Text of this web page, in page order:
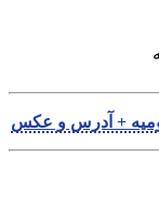
+ آدرس و عکس